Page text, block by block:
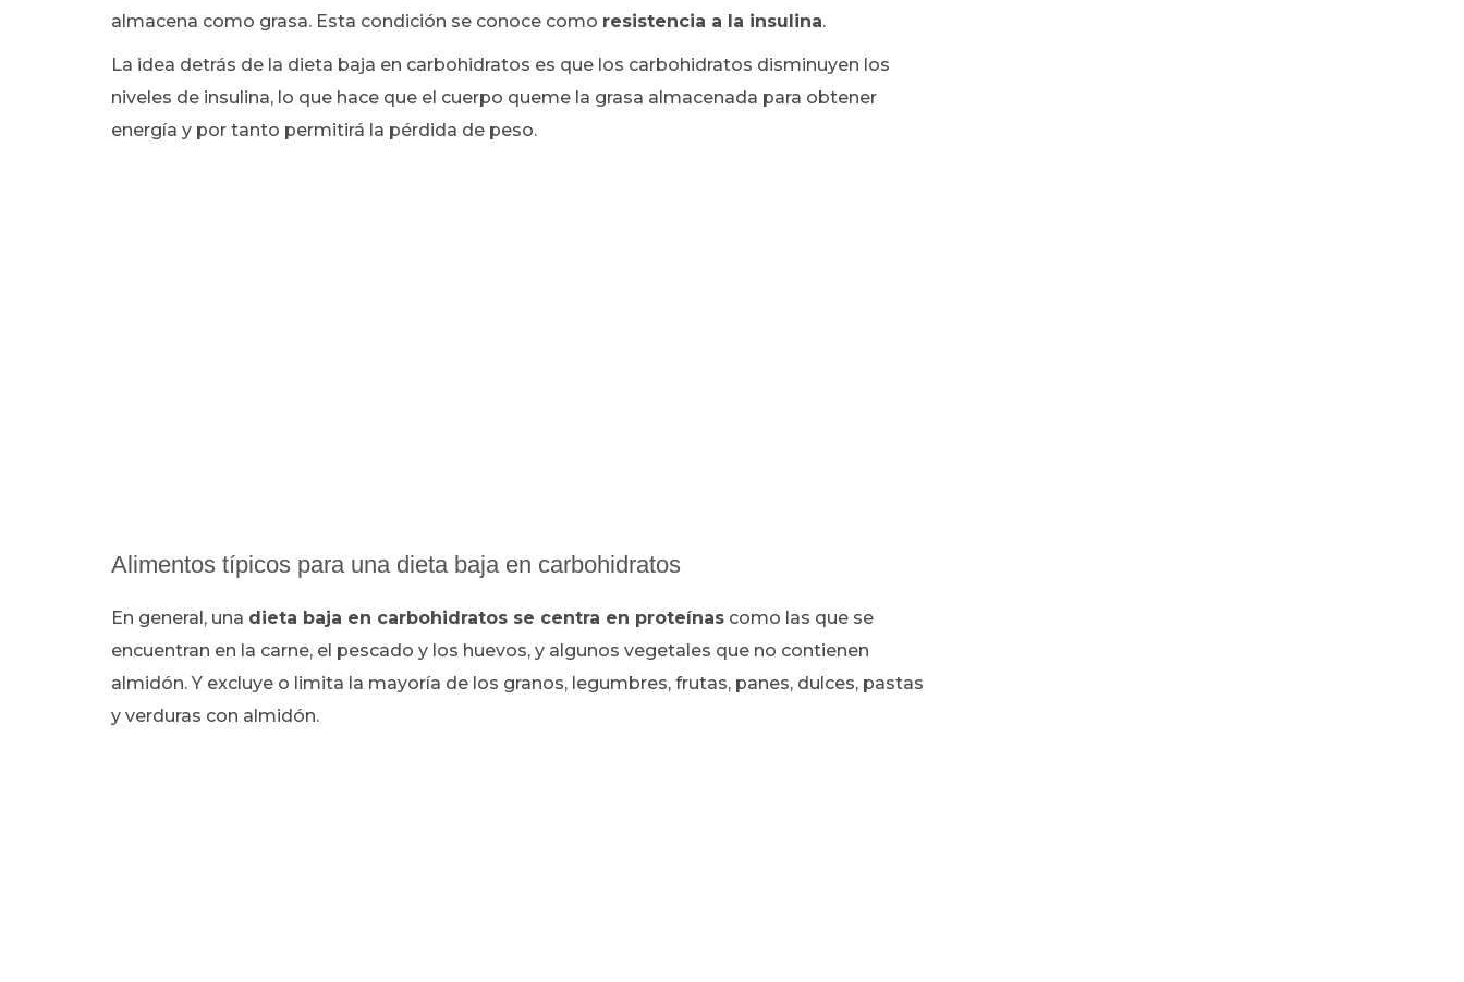
almacena como grasa. Esta condición se conoce como resistencia a la insulina.
La idea detrás de la dieta baja en carbohidratos es que los carbohidratos disminuyen los
niveles de insulina, lo que hace que el cuerpo queme la grasa almacenada para obtener
energía y por tanto permitirá la pérdida de peso.
Alimentos típicos para una dieta baja en carbohidratos
En general, una dieta baja en carbohidratos se centra en proteínas como las que se
encuentran en la carne, el pescado y los huevos, y algunos vegetales que no contienen
almidón. Y excluye o limita la mayoría de los granos, legumbres, frutas, panes, dulces, pastas
y verduras con almidón.